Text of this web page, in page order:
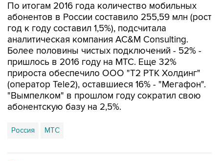
По итогам 2016 года количество мобильных
абонентов в России составило 255,59 млн (рост
год к году составил 1,5%), подсчитала
аналитическая компания AC&M Consulting.
Более половины чистых подключений - 52% -
пришлось в 2016 году на МТС. Еще 32%
прироста обеспечило ООО "Т2 РТК Холдинг"
(оператор Tele2), оставшиеся 16% - "Мегафон".
"Вымпелком" в прошлом году сократил свою
абонентскую базу на 2,5%.
Россия МТС